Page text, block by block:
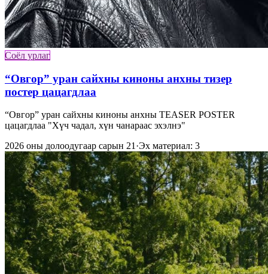
Соёл урлаг
“Овгор” уран сайхны киноны анхны тизер
постер цацагдлаа
“Овгор” уран сайхны киноны анхны TEASER POSTER
цацагдлаа "Хүч чадал, хүн чанараас эхэлнэ"
2026 оны долоодугаар сарын 21·Эх материал: 3